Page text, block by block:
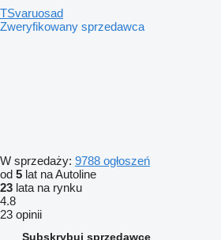
TSvaruosad
Zweryfikowany sprzedawca
W sprzedaży: 9788 ogłoszeń
od 5 lat na Autoline
23 lata na rynku
4.8
23 opinii
Subskrybuj sprzedawcę